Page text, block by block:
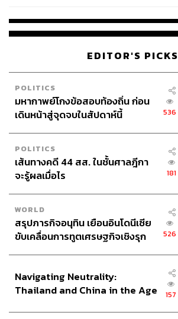
EDITOR'S PICKS
POLITICS
มหากาพย์โกงข้อสอบท้องถิ่น ก่อน
เดินหน้าสู่จุดจบในสัปดาห์นี้
536
POLITICS
เส้นทางคดี 44 สส. ในชั้นศาลฎีกา
จะรู้ผลเมื่อไร
181
WORLD
สรุปภารกิจอนุทิน เยือนอินโดนีเซีย
ขับเคลื่อนการทูตเศรษฐกิจเชิงรุก
526
Navigating Neutrality:
Thailand and China in the Age
157